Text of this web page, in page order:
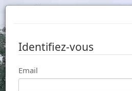
Identifiez-vous
Email